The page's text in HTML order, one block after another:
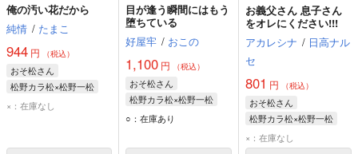
俺の汚い花だから
純情 / たまこ
944 円 （税込）
おそ松さん
松野カラ松×松野一松
松野カラ松
×：在庫なし
目が逢う瞬間にはもう
堕ちている
好屋牢 / おこの
1,100 円 （税込）
おそ松さん
松野カラ松×松野一松
松野カラ松
○：在庫あり
お義父さん 息子さん
をオレにください!!!
アカレシナ / 日高ナル
セ
801 円 （税込）
おそ松さん
松野カラ松×松野一松
松野カラ松
×：在庫なし